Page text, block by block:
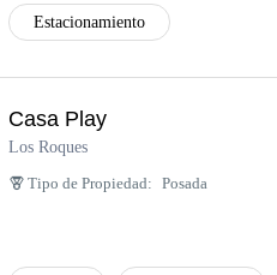
Estacionamiento
Casa Play
Los Roques
Tipo de Propiedad: Posada